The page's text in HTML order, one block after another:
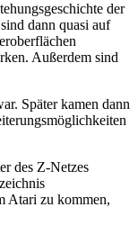
der
dann quasi auf
Außerdem sind
Später kamen dann
des Z-Netzes
Atari zu kommen,